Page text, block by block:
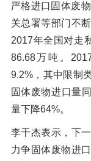
严格进口固体废
关总署等部门不
2017年全国对走
86.68万吨。
9.2%，其中限制
固体废物进口量
量下降64%。
李干杰表示，下
力争固体废物进